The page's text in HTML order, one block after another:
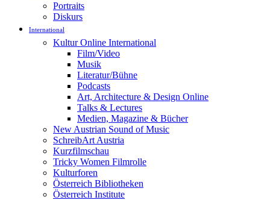
Portraits
Diskurs
International
Kultur Online International
Film/Video
Musik
Literatur/Bühne
Podcasts
Art, Architecture & Design Online
Talks & Lectures
Medien, Magazine & Bücher
New Austrian Sound of Music
SchreibArt Austria
Kurzfilmschau
Tricky Women Filmrolle
Kulturforen
Österreich Bibliotheken
Österreich Institute